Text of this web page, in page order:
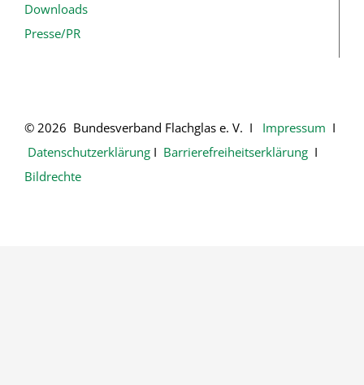
Downloads
Presse/PR
© 2026 Bundesverband Flachglas e. V. Ι Impressum Ι
DatenschutzerklärungΙ BarrierefreiheitserklärungΙ
Bildrechte